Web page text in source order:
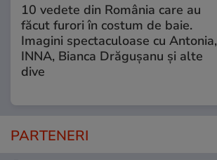
10 vedete din România care au
făcut furori în costum de baie.
Imagini spectaculoase cu Antonia,
INNA, Bianca Drăgușanu și alte
dive
PARTENERI